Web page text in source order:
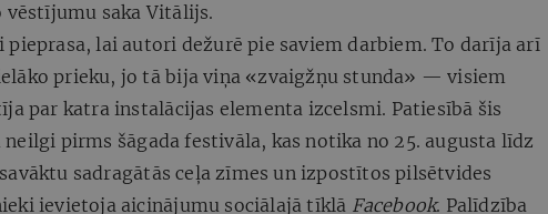
vēstījumu saka Vitālijs.
pieprasa, lai autori dežurē pie saviem darbiem. To darīja arī
prieku, jo tā bija viņa «zvaigžņu stunda» — visiem
par katra instalācijas elementa izcelsmi. Patiesībā šis
pirms šāgada festivāla, kas notika no 25. augusta līdz
sadragātās ceļa zīmes un izpostītos pilsētvides
ievietoja aicinājumu sociālajā tīklā Facebook. Palīdzība